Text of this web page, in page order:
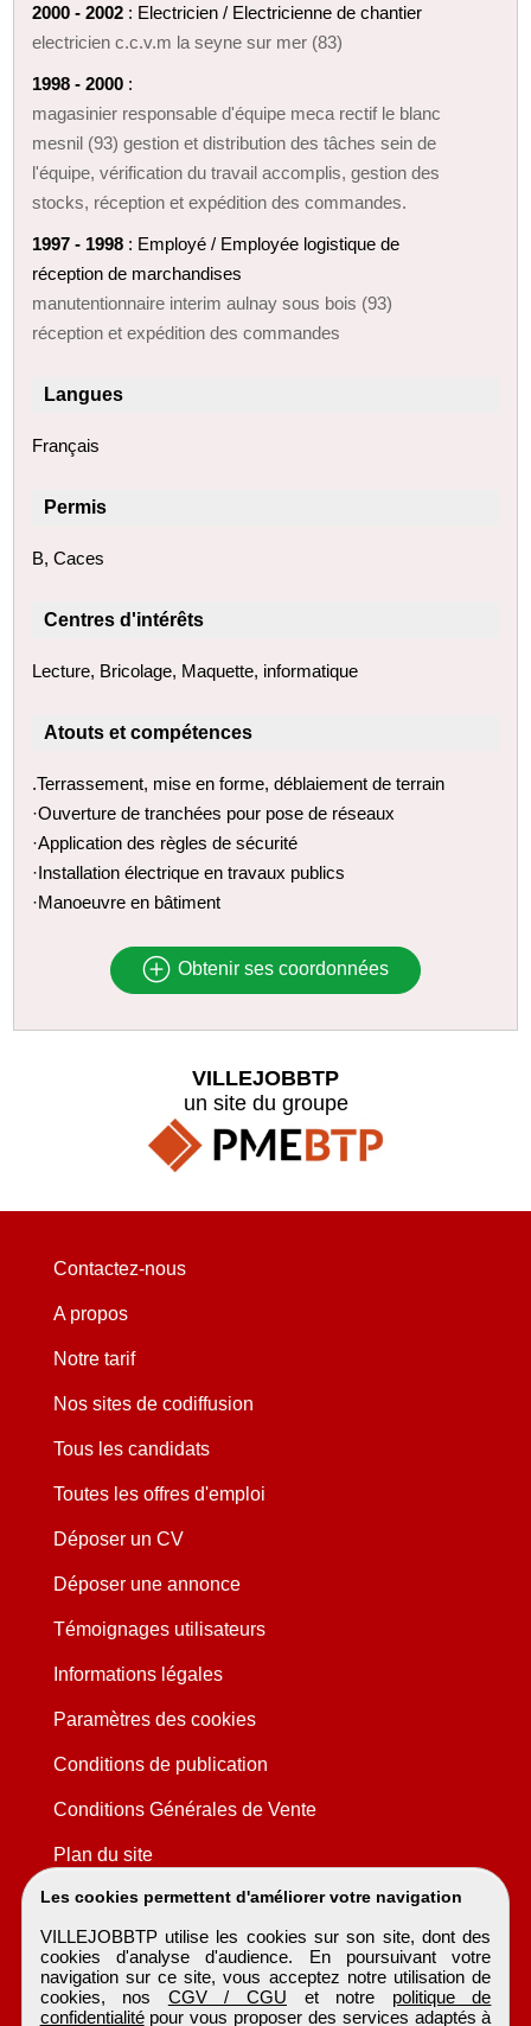
2000 - 2002 : Electricien / Electricienne de chantier
electricien c.c.v.m la seyne sur mer (83)
1998 - 2000 :
magasinier responsable d'équipe meca rectif le blanc
mesnil (93) gestion et distribution des tâches sein de
l'équipe, vérification du travail accomplis, gestion des
stocks, réception et expédition des commandes.
1997 - 1998 : Employé / Employée logistique de
réception de marchandises
manutentionnaire interim aulnay sous bois (93)
réception et expédition des commandes
Langues
Français
Permis
B, Caces
Centres d'intérêts
Lecture, Bricolage, Maquette, informatique
Atouts et compétences
.Terrassement, mise en forme, déblaiement de terrain
·Ouverture de tranchées pour pose de réseaux
·Application des règles de sécurité
·Installation électrique en travaux publics
·Manoeuvre en bâtiment
Obtenir ses coordonnées
Les cookies permettent d'améliorer votre navigation
VILLEJOBBTP utilise les cookies sur son site, dont des
cookies d'analyse d'audience. En poursuivant votre
navigation sur ce site, vous acceptez notre utilisation de
cookies, nos CGV / CGU et notre politique de
confidentialitépour vous proposer des services adaptés à
VILLEJOBBTP
un site du groupe
Contactez-nous
A propos
Notre tarif
Nos sites de codiffusion
Tous les candidats
Toutes les offres d'emploi
Déposer un CV
Déposer une annonce
Témoignages utilisateurs
Informations légales
Paramètres des cookies
Conditions de publication
Conditions Générales de Vente
Plan du site